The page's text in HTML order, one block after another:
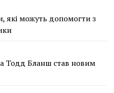
які можуть допомогти з
Тодд Бланш став новим